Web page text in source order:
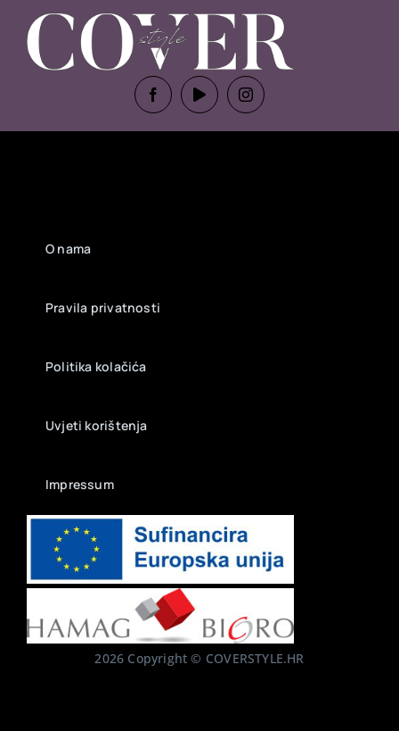
O nama
Pravila privatnosti
Politika kolačića
Uvjeti korištenja
Impressum
2026 Copyright © COVERSTYLE.HR